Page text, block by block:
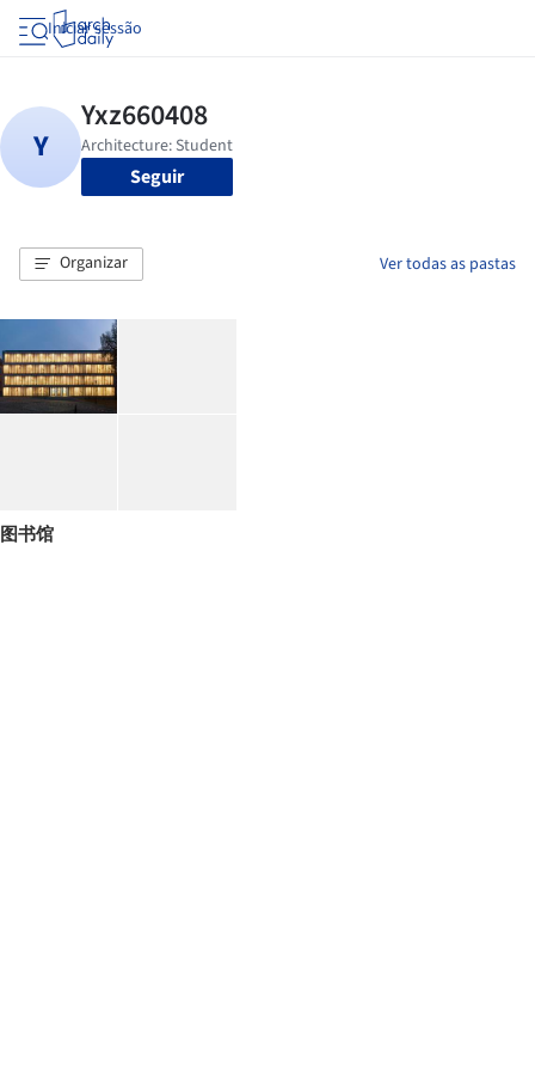
Iniciar sessão
Seguir
Organizar Ver todas as pastas
图书馆